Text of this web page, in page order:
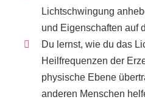
Lichtschwingung
und Eigenschaften auf
Du lernst, wie du das
Heilfrequenzen der
physische Ebene
anderen Menschen